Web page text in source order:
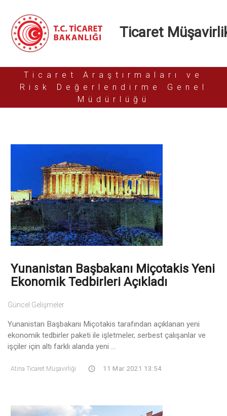
Ticaret
Ticaret Araştırmaları ve
Risk Değerlendirme Genel
Müdürlüğü
Yunanistan Başbakanı Miçotakis Yeni
Ekonomik Tedbirleri Açıkladı
Güncel Gelişmeler
Yunanistan Başbakanı Miçotakis tarafından açıklanan yeni
ekonomik tedbirler paketi ile işletmeler, serbest çalışanlar ve
işçiler için altı farklı alanda yeni ...
Atina Ticaret Müşavirliği 11 Mar 2021 13:54